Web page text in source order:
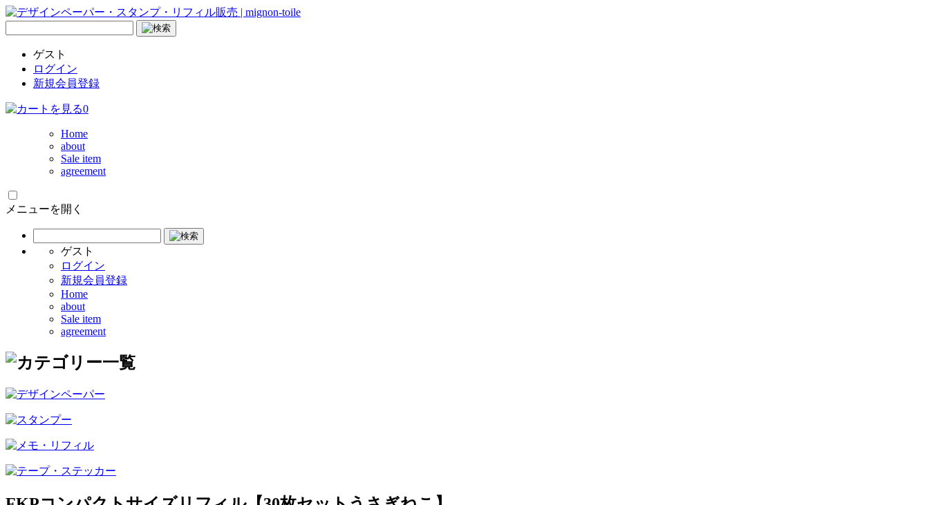
ゲスト
ログイン
新規会員登録
0
Home
about
Sale item
agreement
メニューを開く
ゲスト
ログイン
新規会員登録
Home
about
Sale item
agreement